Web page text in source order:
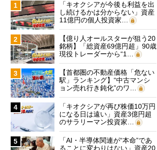
1
「キオクシアが今後も利益を出
し続けるかは分からない」資産
11億円の個人投資家…
2
【億り人オールスターが狙う20
銘柄】「総資産69億円超」90歳
現役トレーダーから“1…
3
【首都圏の不動産価格「危ない
駅」ランキング】“中古マンシ
ョン売れ行き鈍化”のワ…
4
「キオクシアが再び株価10万円
になる日は遠い」資産3億円超
のサラリーマン投資家…
5
「AI・半導体関連が“本命”であ
ることに変わりはない」資産20